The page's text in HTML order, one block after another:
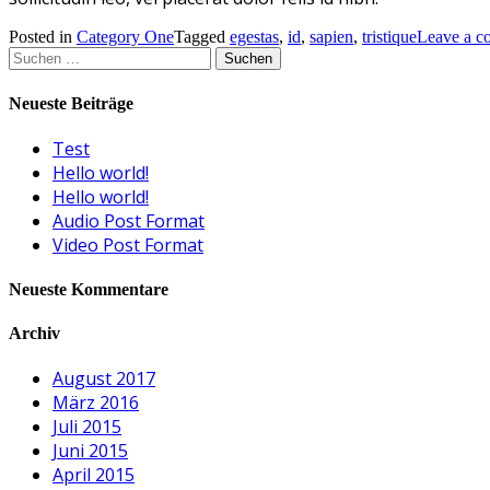
Posted in Category OneTagged egestas, id, sapien, tristiqueLeave a
Suchen
nach:
Neueste Beiträge
Test
Hello world!
Hello world!
Audio Post Format
Video Post Format
Neueste Kommentare
Archiv
August 2017
März 2016
Juli 2015
Juni 2015
April 2015